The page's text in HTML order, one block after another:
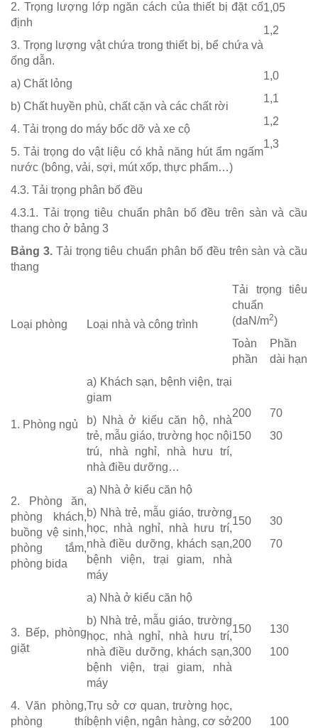
2. Trọng lượng lớp ngăn cách của thiết bị đặt cố
định
3. Trọng lượng vật chứa trong thiết bị, bể chứa và
ống dẫn.
a) Chất lỏng
b) Chất huyền phù, chất cặn và các chất rời
4. Tải trọng do máy bốc dỡ và xe cộ
5. Tải trọng do vật liệu có khả năng hút ẩm ngấm
nước (bông, vải, sợi, mút xốp, thực phẩm…)
1,05
1,2
1,0
1,1
1,2
1,3
4.3. Tải trọng phân bố đều
4.3.1. Tải trọng tiêu chuẩn phân bố đều trên sàn và cầu
thang cho ở bảng 3
Bảng 3. Tải trọng tiêu chuẩn phân bố đều trên sàn và cầu
thang
Loại phòng Loại nhà và công trình
Tải trọng tiêu
chuẩn
(daN/m2)
Toàn
phần
Phần
dài hạn
1. Phòng ngủ
a) Khách sạn, bệnh viện, trại
giam
b) Nhà ở kiểu căn hộ, nhà
trẻ, mẫu giáo, trường học nội
trú, nhà nghỉ, nhà hưu trí,
nhà điều dưỡng…
200
150
70
30
2. Phòng ăn,
phòng khách,
buồng vệ sinh,
phòng tắm,
phòng bida
a) Nhà ở kiểu căn hộ
b) Nhà trẻ, mẫu giáo, trường
học, nhà nghỉ, nhà hưu trí,
nhà điều dưỡng, khách sạn,
bệnh viện, trại giam, nhà
máy
150
200
30
70
3. Bếp, phòng
giặt
a) Nhà ở kiểu căn hộ
b) Nhà trẻ, mẫu giáo, trường
học, nhà nghỉ, nhà hưu trí,
nhà điều dưỡng, khách sạn,
bệnh viện, trại giam, nhà
máy
150
300
130
100
4. Văn phòng,
phòng thí
Trụ sở cơ quan, trường học,
bệnh viện, ngân hàng, cơ sở200 100